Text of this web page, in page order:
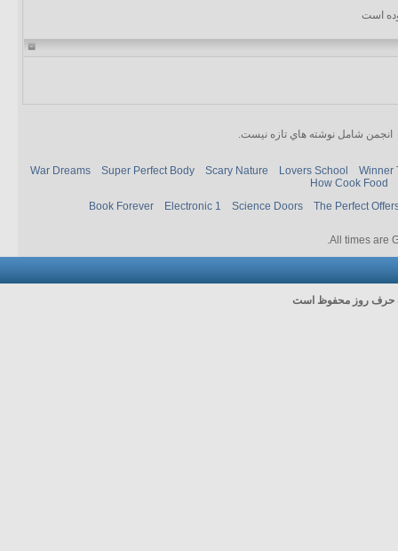
انجمن شامل نوشته هاي تازه نيست.
War Dreams Super Perfect Body Scary Nature Lovers School
Winner
How Cook Food
Book Forever
Electronic 1 Science Doors The Perfect
All times are